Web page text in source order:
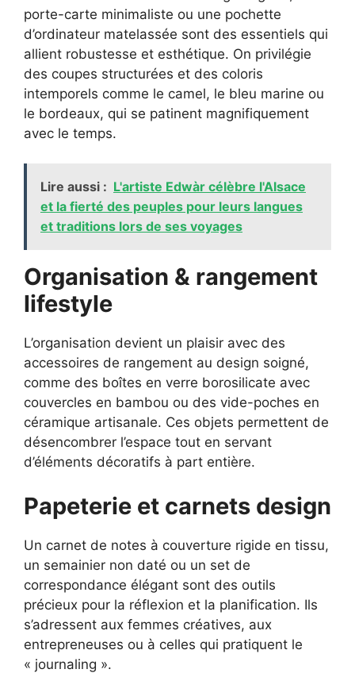
porte-carte minimaliste ou une pochette
d’ordinateur matelassée sont des essentiels qui
allient robustesse et esthétique. On privilégie
des coupes structurées et des coloris
intemporels comme le camel, le bleu marine ou
le bordeaux, qui se patinent magnifiquement
avec le temps.
Lire aussi : L'artiste Edwàr célèbre l'Alsace
et la fierté des peuples pour leurs langues
et traditions lors de ses voyages
Organisation & rangement
lifestyle
L’organisation devient un plaisir avec des
accessoires de rangement au design soigné,
comme des boîtes en verre borosilicate avec
couvercles en bambou ou des vide-poches en
céramique artisanale. Ces objets permettent de
désencombrer l’espace tout en servant
d’éléments décoratifs à part entière.
Papeterie et carnets design
Un carnet de notes à couverture rigide en tissu,
un semainier non daté ou un set de
correspondance élégant sont des outils
précieux pour la réflexion et la planification. Ils
s’adressent aux femmes créatives, aux
entrepreneuses ou à celles qui pratiquent le
« journaling ».